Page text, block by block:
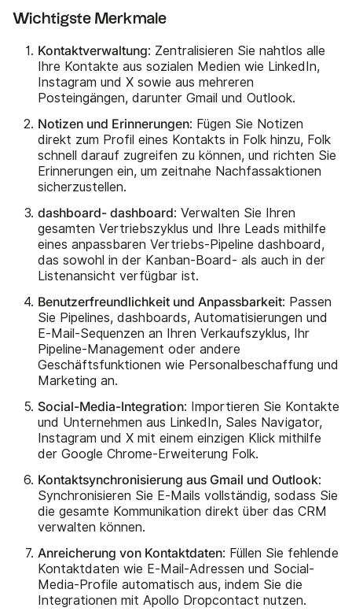
Wichtigste Merkmale
Kontaktverwaltung: Zentralisieren Sie nahtlos alle
Ihre Kontakte aus sozialen Medien wie LinkedIn,
Instagram und X sowie aus mehreren
Posteingängen, darunter Gmail und Outlook.
Notizen und Erinnerungen: Fügen Sie Notizen
direkt zum Profil eines Kontakts in Folk hinzu, Folk
schnell darauf zugreifen zu können, und richten Sie
Erinnerungen ein, um zeitnahe Nachfassaktionen
sicherzustellen.
dashboard- dashboard: Verwalten Sie Ihren
gesamten Vertriebszyklus und Ihre Leads mithilfe
eines anpassbaren Vertriebs-Pipeline dashboard,
das sowohl in der Kanban-Board- als auch in der
Listenansicht verfügbar ist.
Benutzerfreundlichkeit und Anpassbarkeit: Passen
Sie Pipelines, dashboards, Automatisierungen und
E-Mail-Sequenzen an Ihren Verkaufszyklus, Ihr
Pipeline-Management oder andere
Geschäftsfunktionen wie Personalbeschaffung und
Marketing an.
Social-Media-Integration: Importieren Sie Kontakte
und Unternehmen aus LinkedIn, Sales Navigator,
Instagram und X mit einem einzigen Klick mithilfe
der Google Chrome-Erweiterung Folk.
Kontaktsynchronisierung aus Gmail und Outlook:
Synchronisieren Sie E-Mails vollständig, sodass Sie
die gesamte Kommunikation direkt über das CRM
verwalten können.
Anreicherung von Kontaktdaten: Füllen Sie fehlende
Kontaktdaten wie E-Mail-Adressen und Social-
Media-Profile automatisch aus, indem Sie die
Integrationen mit Apollo Dropcontact nutzen.